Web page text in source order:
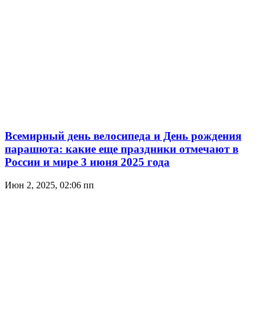
Всемирный день велосипеда и День рождения
парашюта: какие еще праздники отмечают в
России и мире 3 июня 2025 года
Июн 2, 2025, 02:06 пп